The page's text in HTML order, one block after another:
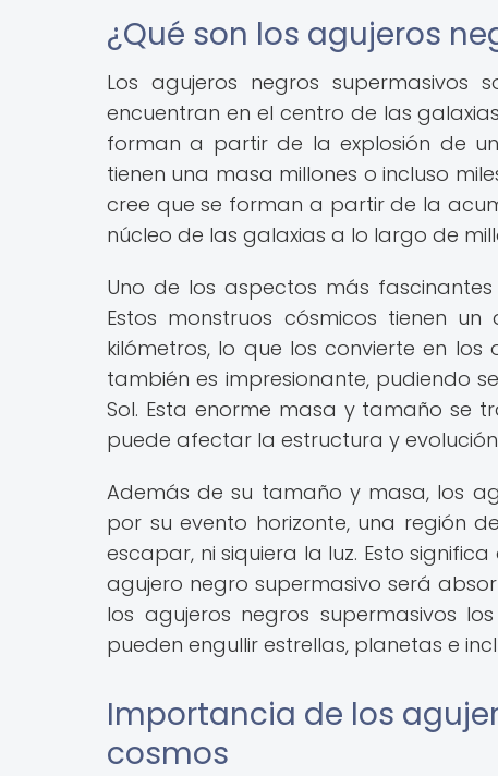
¿Qué son los agujeros
Los agujeros negros
encuentran en el centro de las
forman a partir de la explosión de
tienen una masa millones o incluso
cree que se forman a partir de la
núcleo de las galaxias a lo largo de
Uno de los aspectos más
Estos monstruos cósmicos tienen
kilómetros, lo que los convierte en
también es impresionante, pudiendo
Sol. Esta enorme masa y tamaño se
puede afectar la estructura y
Además de su tamaño y masa, los
por su evento horizonte, una región
escapar, ni siquiera la luz. Esto
agujero negro supermasivo será
los agujeros negros supermasivos
pueden engullir estrellas, planetas e
Importancia de los
cosmos